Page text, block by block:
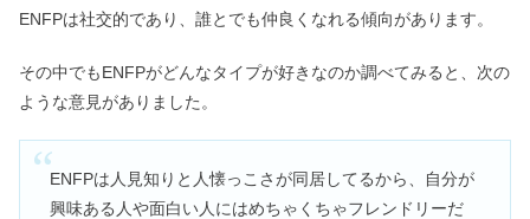
ENFPは社交的であり、誰とでも仲良くなれる傾向があります。
その中でもENFPがどんなタイプが好きなのか調べてみると、次の
ような意見がありました。
ENFPは人見知りと人懐っこさが同居してるから、自分が
興味ある人や面白い人にはめちゃくちゃフレンドリーだ